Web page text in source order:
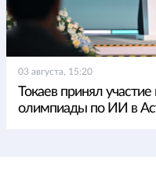
03 августа, 15:20
Токаев принял
олимпиады по ИИ в